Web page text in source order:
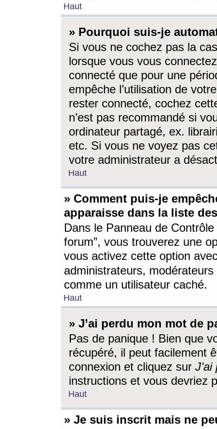
Haut
» Pourquoi suis-je
Si vous ne cochez pas la
lorsque vous vous
connecté que pour une
empêche l’utilisation de
rester connecté, cochez
n’est pas recommandé si
ordinateur partagé, ex.
etc. Si vous ne voyez pas
votre administrateur a
Haut
» Comment puis-je
apparaisse dans la liste
Dans le Panneau de
forum”, vous trouverez une
vous activez cette option
administrateurs,
comme un utilisateur caché.
Haut
» J’ai perdu mon mot de
Pas de panique ! Bien que
récupéré, il peut facilement
connexion et cliquez sur
instructions et vous devriez
Haut
» Je suis inscrit mais ne